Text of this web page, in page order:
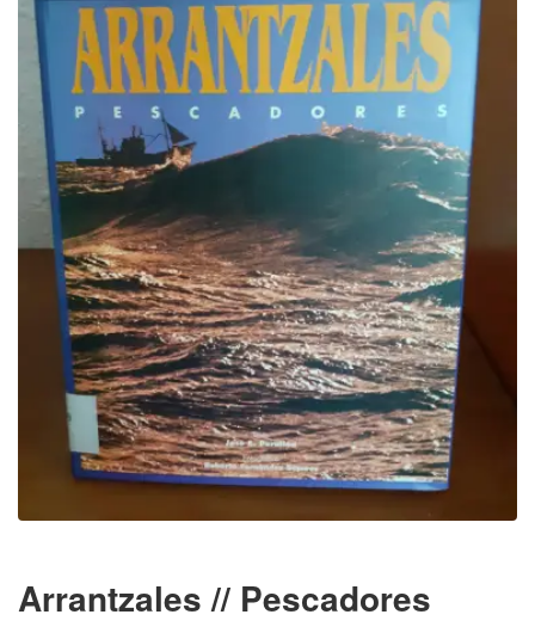
Arrantzales // Pescadores